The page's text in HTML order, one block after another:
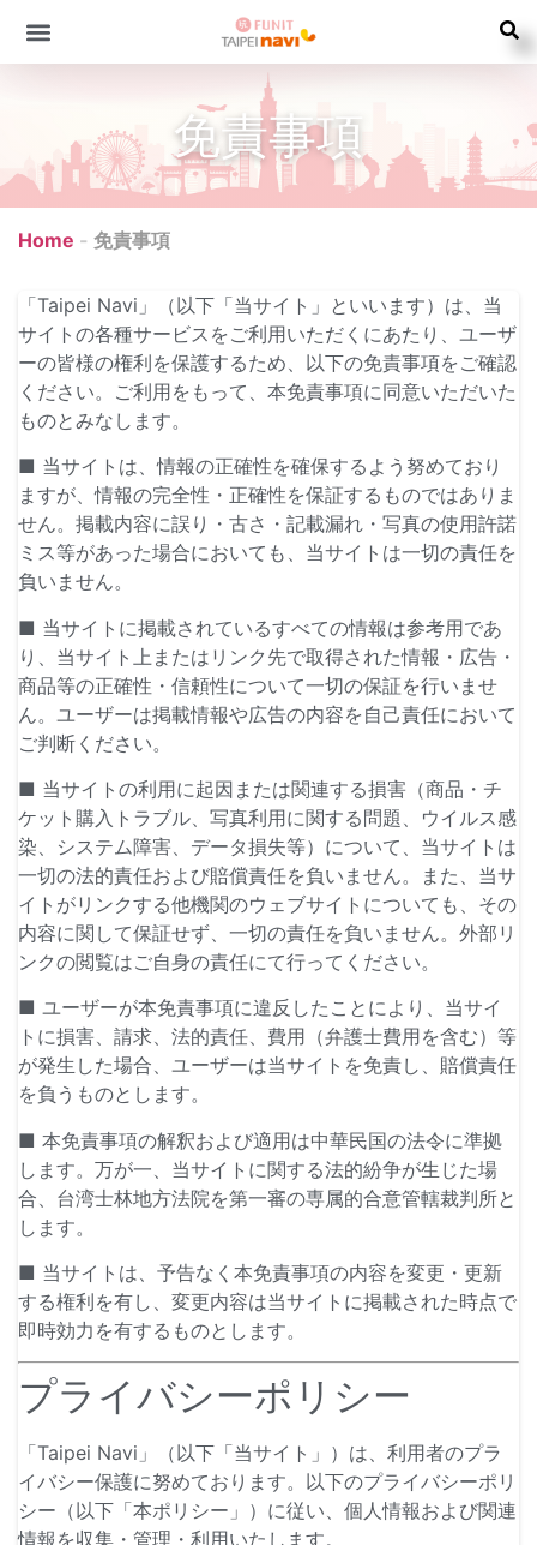
免責事項
Home - 免責事項
「Taipei Navi」（以下「当サイト」といいます）は、当
サイトの各種サービスをご利用いただくにあたり、ユーザ
ーの皆様の権利を保護するため、以下の免責事項をご確認
ください。ご利用をもって、本免責事項に同意いただいた
ものとみなします。
■ 当サイトは、情報の正確性を確保するよう努めており
ますが、情報の完全性・正確性を保証するものではありま
せん。掲載内容に誤り・古さ・記載漏れ・写真の使用許諾
ミス等があった場合においても、当サイトは一切の責任を
負いません。
■ 当サイトに掲載されているすべての情報は参考用であ
り、当サイト上またはリンク先で取得された情報・広告・
商品等の正確性・信頼性について一切の保証を行いませ
ん。ユーザーは掲載情報や広告の内容を自己責任において
ご判断ください。
■ 当サイトの利用に起因または関連する損害（商品・チ
ケット購入トラブル、写真利用に関する問題、ウイルス感
染、システム障害、データ損失等）について、当サイトは
一切の法的責任および賠償責任を負いません。また、当サ
イトがリンクする他機関のウェブサイトについても、その
内容に関して保証せず、一切の責任を負いません。外部リ
ンクの閲覧はご自身の責任にて行ってください。
■ ユーザーが本免責事項に違反したことにより、当サイ
トに損害、請求、法的責任、費用（弁護士費用を含む）等
が発生した場合、ユーザーは当サイトを免責し、賠償責任
を負うものとします。
■ 本免責事項の解釈および適用は中華民国の法令に準拠
します。万が一、当サイトに関する法的紛争が生じた場
合、台湾士林地方法院を第一審の専属的合意管轄裁判所と
します。
■ 当サイトは、予告なく本免責事項の内容を変更・更新
する権利を有し、変更内容は当サイトに掲載された時点で
即時効力を有するものとします。
プライバシーポリシー
「Taipei Navi」（以下「当サイト」）は、利用者のプラ
イバシー保護に努めております。以下のプライバシーポリ
シー（以下「本ポリシー」）に従い、個人情報および関連
情報を収集・管理・利用いたします。